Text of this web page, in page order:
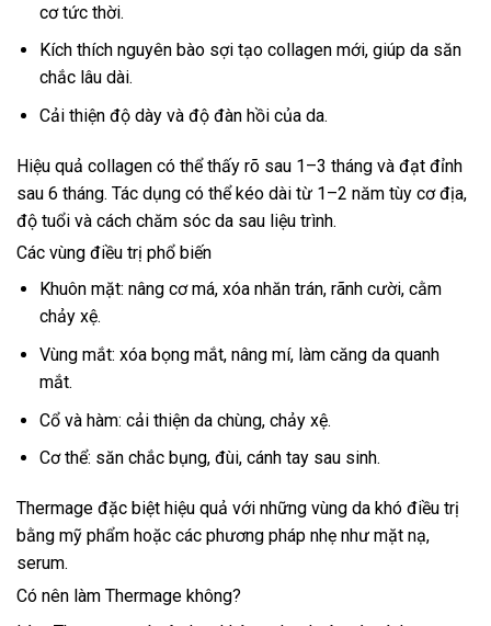
cơ tức thời.
Kích thích nguyên bào sợi tạo collagen mới, giúp da săn
chắc lâu dài.
Cải thiện độ dày và độ đàn hồi của da.
Hiệu quả collagen có thể thấy rõ sau 1–3 tháng và đạt đỉnh
sau 6 tháng. Tác dụng có thể kéo dài từ 1–2 năm tùy cơ địa,
độ tuổi và cách chăm sóc da sau liệu trình.
Các vùng điều trị phổ biến
Khuôn mặt: nâng cơ má, xóa nhăn trán, rãnh cười, cằm
chảy xệ.
Vùng mắt: xóa bọng mắt, nâng mí, làm căng da quanh
mắt.
Cổ và hàm: cải thiện da chùng, chảy xệ.
Cơ thể: săn chắc bụng, đùi, cánh tay sau sinh.
Thermage đặc biệt hiệu quả với những vùng da khó điều trị
bằng mỹ phẩm hoặc các phương pháp nhẹ như mặt nạ,
serum.
Có nên làm Thermage không?